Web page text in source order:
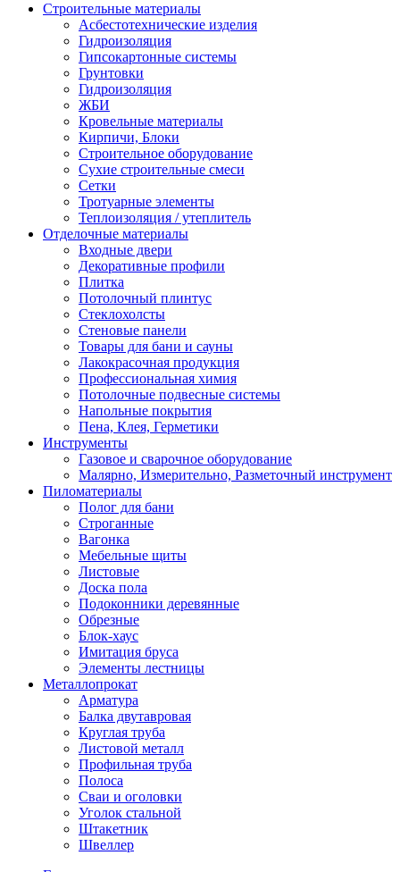
Строительные материалы
Асбестотехнические изделия
Гидроизоляция
Гипсокартонные системы
Грунтовки
Гидроизоляция
ЖБИ
Кровельные материалы
Кирпичи, Блоки
Строительное оборудование
Сухие строительные смеси
Сетки
Тротуарные элементы
Теплоизоляция / утеплитель
Отделочные материалы
Входные двери
Декоративные профили
Плитка
Потолочный плинтус
Стеклохолсты
Стеновые панели
Товары для бани и сауны
Лакокрасочная продукция
Профессиональная химия
Потолочные подвесные системы
Напольные покрытия
Пена, Клея, Герметики
Инструменты
Газовое и сварочное оборудование
Малярно, Измерительно, Разметочный инструмент
Пиломатериалы
Полог для бани
Строганные
Вагонка
Мебельные щиты
Листовые
Доска пола
Подоконники деревянные
Обрезные
Блок-хаус
Имитация бруса
Элементы лестницы
Металлопрокат
Арматура
Балка двутавровая
Круглая труба
Листовой металл
Профильная труба
Полоса
Сваи и оголовки
Уголок стальной
Штакетник
Швеллер